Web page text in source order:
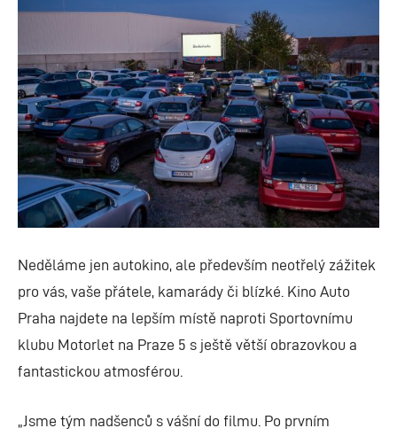
Neděláme jen autokino, ale především neotřelý zážitek
pro vás, vaše přátele, kamarády či blízké. Kino Auto
Praha najdete na lepším místě naproti Sportovnímu
klubu Motorlet na Praze 5 s ještě větší obrazovkou a
fantastickou atmosférou.
„Jsme tým nadšenců s vášní do filmu. Po prvním